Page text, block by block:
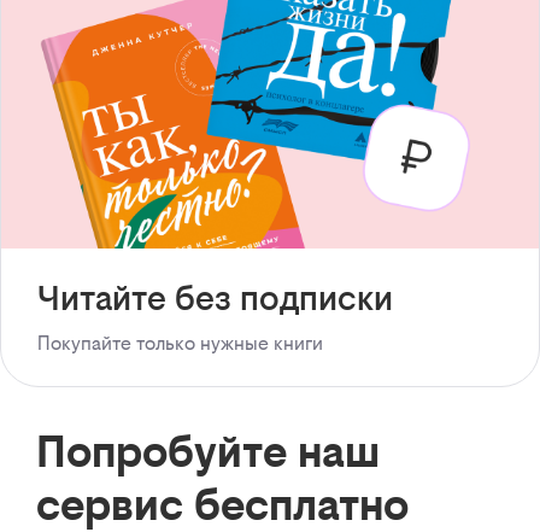
Читайте без подписки
Покупайте только нужные книги
Попробуйте наш
сервис бесплатно